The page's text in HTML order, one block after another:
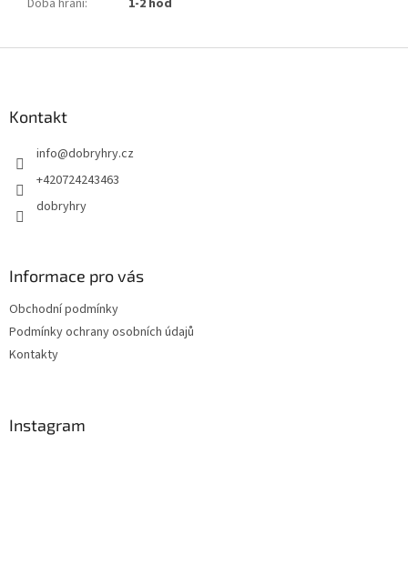
Doba hraní: 1-2 hod
Kontakt
info@dobryhry.cz
+420724243463
dobryhry
Informace pro vás
Obchodní podmínky
Podmínky ochrany osobních údajů
Kontakty
Instagram